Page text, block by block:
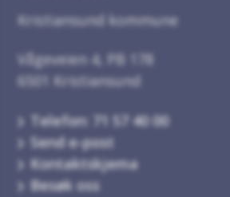
Kristiansund kommune
Vågeveien 4, PB 178
6501 Kristiansund
Telefon: 71 57 40 00
Send e-post
Kontaktskjema
Besøk oss